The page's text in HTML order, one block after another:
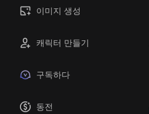
이미지 생성
캐릭터 만들기
구독하다
동전